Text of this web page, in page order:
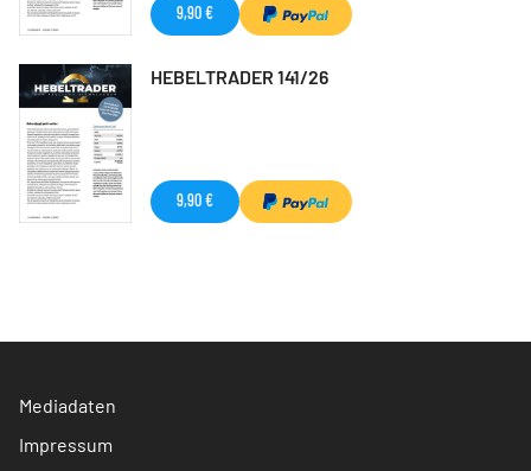
9,90 €
HEBELTRADER 141/26
9,90 €
Mediadaten
Impressum